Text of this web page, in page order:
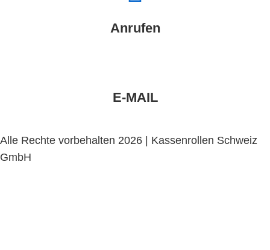
Anrufen
E-MAIL
Alle Rechte vorbehalten 2026 | Kassenrollen Schweiz
GmbH